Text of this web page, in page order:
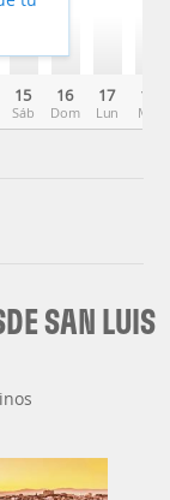
15
Sáb
16
Dom
17
Lun
18
Mar
SAN LUIS